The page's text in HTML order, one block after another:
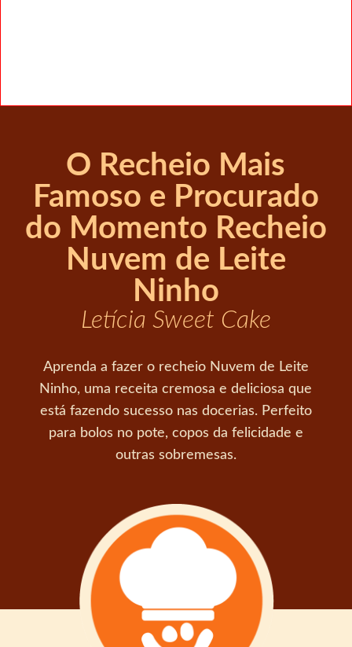
O Recheio Mais
Famoso e Procurado
do Momento Recheio
Nuvem de Leite
Ninho
Letícia Sweet Cake
Aprenda a fazer o recheio Nuvem de Leite
Ninho, uma receita cremosa e deliciosa que
está fazendo sucesso nas docerias. Perfeito
para bolos no pote, copos da felicidade e
outras sobremesas.